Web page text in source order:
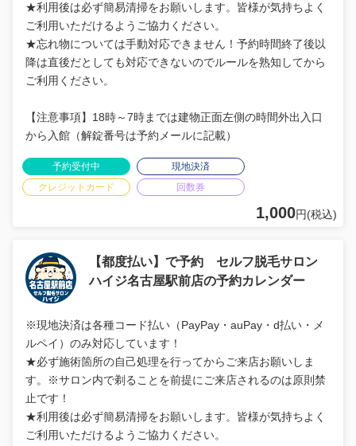
★利用後は必ず簡易清掃をお願いします。皆様が気持ちよく
ご利用いただけるようご協力ください。
★忘れ物については手動対応できません！予約時間終了後以
降は直後だとしても対応できないのでルールを熟知してから
ご利用ください。
【注意事項】18時～7時までは建物正面左側の時間外出入口
から入館（解錠番号は予約メールに記載）
予約受付中
現地決済
クレジットカード
回数券
1,000円(税込)
【都度払い】で予約 セルフ脱毛サロン
ハイジ名古屋駅前店の予約カレンダー
※現地決済は各種コード払い（PayPay・auPay・d払い・メ
ルペイ）のみ対応しています！
★必ず施術箇所の自己処理を行ってからご来店お願いしま
す。※サロン内で剃ることを前提にご来店されるのは原則禁
止です！
★利用後は必ず簡易清掃をお願いします。皆様が気持ちよく
ご利用いただけるようご協力ください。